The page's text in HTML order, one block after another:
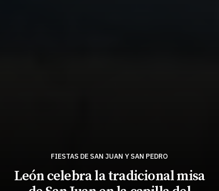
FIESTAS DE SAN JUAN Y SAN PEDRO
León celebra la tradicional misa